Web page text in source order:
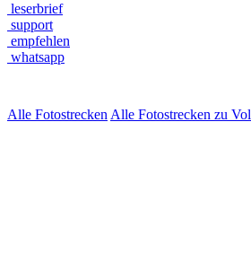
leserbrief
support
empfehlen
whatsapp
Alle Fotostrecken Alle Fotostrecken zu